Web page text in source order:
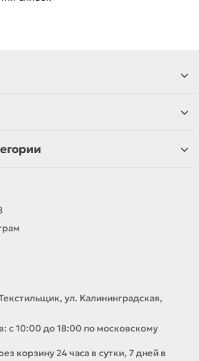
ул. Калининградская,
с 10:00 до 18:00 по московскому
корзину 24 часа в сутки, 7 дней в